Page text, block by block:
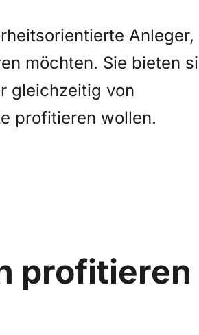
Anleger,
möchten. Sie bieten
gleichzeitig von
profitieren wollen.
profitieren